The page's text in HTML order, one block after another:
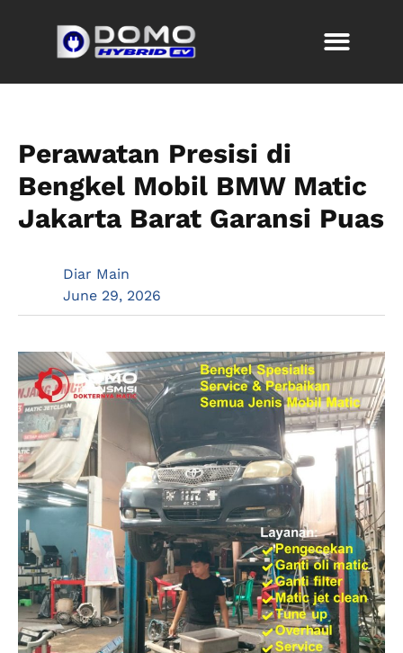
Perawatan Presisi di
Bengkel Mobil BMW Matic
Jakarta Barat Garansi Puas
Diar Main
June 29, 2026